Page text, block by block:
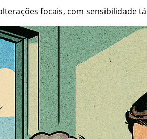
focais, com sensibilidade